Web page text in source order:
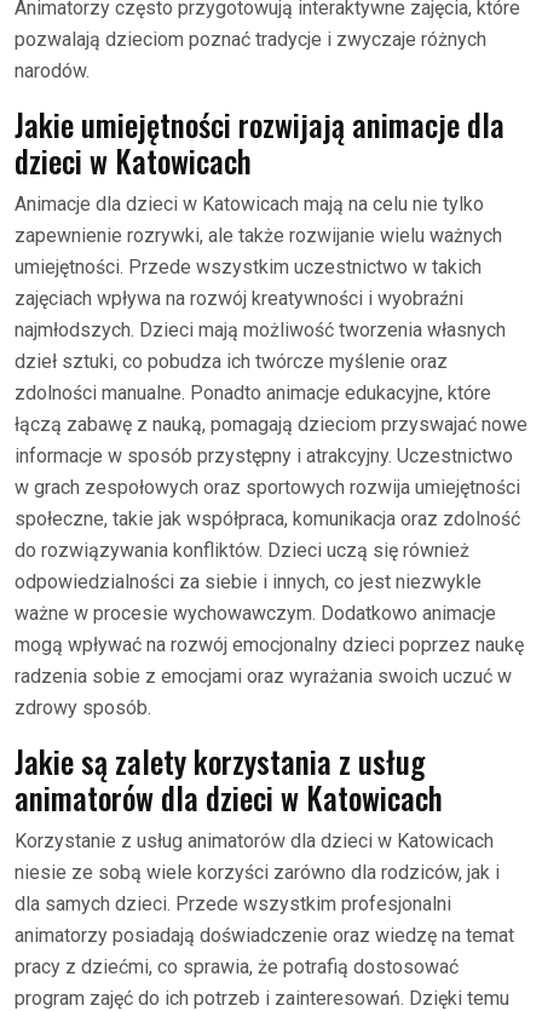
Animatorzy często przygotowują interaktywne zajęcia, które
pozwalają dzieciom poznać tradycje i zwyczaje różnych
narodów.
Jakie umiejętności rozwijają animacje dla
dzieci w Katowicach
Animacje dla dzieci w Katowicach mają na celu nie tylko
zapewnienie rozrywki, ale także rozwijanie wielu ważnych
umiejętności. Przede wszystkim uczestnictwo w takich
zajęciach wpływa na rozwój kreatywności i wyobraźni
najmłodszych. Dzieci mają możliwość tworzenia własnych
dzieł sztuki, co pobudza ich twórcze myślenie oraz
zdolności manualne. Ponadto animacje edukacyjne, które
łączą zabawę z nauką, pomagają dzieciom przyswajać nowe
informacje w sposób przystępny i atrakcyjny. Uczestnictwo
w grach zespołowych oraz sportowych rozwija umiejętności
społeczne, takie jak współpraca, komunikacja oraz zdolność
do rozwiązywania konfliktów. Dzieci uczą się również
odpowiedzialności za siebie i innych, co jest niezwykle
ważne w procesie wychowawczym. Dodatkowo animacje
mogą wpływać na rozwój emocjonalny dzieci poprzez naukę
radzenia sobie z emocjami oraz wyrażania swoich uczuć w
zdrowy sposób.
Jakie są zalety korzystania z usług
animatorów dla dzieci w Katowicach
Korzystanie z usług animatorów dla dzieci w Katowicach
niesie ze sobą wiele korzyści zarówno dla rodziców, jak i
dla samych dzieci. Przede wszystkim profesjonalni
animatorzy posiadają doświadczenie oraz wiedzę na temat
pracy z dziećmi, co sprawia, że potrafią dostosować
program zajęć do ich potrzeb i zainteresowań. Dzięki temu